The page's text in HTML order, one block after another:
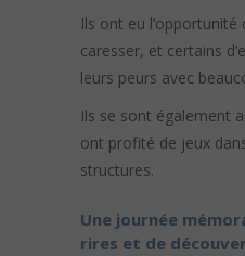
Ils ont eu
caresser, et certains
leurs peurs avec
Ils se sont également
ont profité de jeux
structures.
Une journée
rires et de